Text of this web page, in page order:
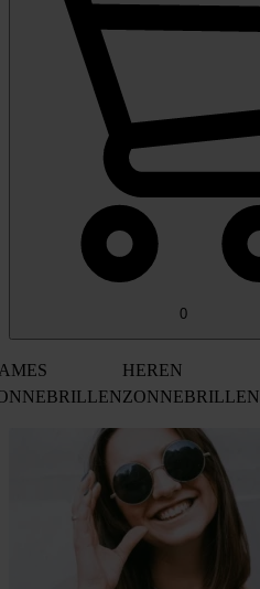
0
HEREN
ZONNEBRILLEN